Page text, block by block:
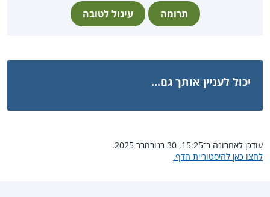
תרומה עיגול לטובה
יכול לעניין אותך גם...
עודכן לאחרונה ב־15:25, 30 בנובמבר 2025.
לחצו כאן להיסטוריית הדף.